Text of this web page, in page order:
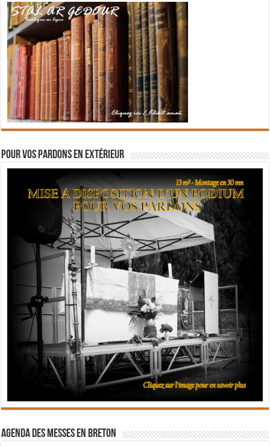
Pour vos pardons en extérieur
Agenda des messes en breton